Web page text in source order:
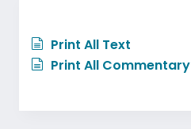
Print All Text
Print All Commentary